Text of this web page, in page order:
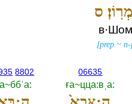
ס
[prep~
06635
ға~цца:вˌа:‎
8802